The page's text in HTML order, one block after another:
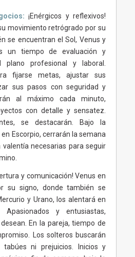
¡Enérgicos y reflexivos!
movimiento retrógrado por su
se encuentran el Sol, Venus y
un tiempo de evaluación y
profesional y laboral.
fijarse metas, ajustar sus
sus pasos con seguridad y
al máximo cada minuto,
con detalle y sensatez.
se destacarán. Bajo la
Escorpio, cerrarán la semana
necesarias para seguir
y comunicación! Venus en
su signo, donde también se
y Urano, los alentará en
y entusiastas,
En la pareja, tiempo de
Los solteros buscarán
ni prejuicios. Inicios y